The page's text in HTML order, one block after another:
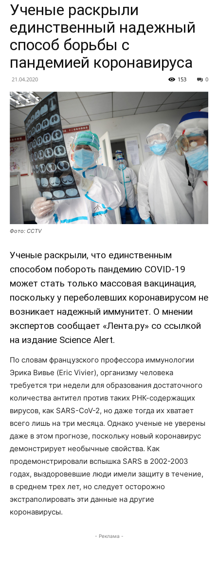
Ученые раскрыли
единственный надежный
способ борьбы с
пандемией коронавируса
21.04.2020 0
153
Фото: CCTV
Ученые раскрыли, что единственным
способом побороть пандемию COVID-19
может стать только массовая вакцинация,
поскольку у переболевших коронавирусом не
возникает надежный иммунитет. О мнении
экспертов сообщает «Лента.ру» со ссылкой
на издание Science Alert.
По словам французского профессора иммунологии
Эрика Вивье (Eric Vivier), организму человека
требуется три недели для образования достаточного
количества антител против таких РНК-содержащих
вирусов, как SARS-CoV-2, но даже тогда их хватает
всего лишь на три месяца. Однако ученые не уверены
даже в этом прогнозе, поскольку новый коронавирус
демонстрирует необычные свойства. Как
продемонстрировали вспышка SARS в 2002-2003
годах, выздоровевшие люди имели защиту в течение,
в среднем трех лет, но следует осторожно
экстраполировать эти данные на другие
коронавирусы.
- Реклама -